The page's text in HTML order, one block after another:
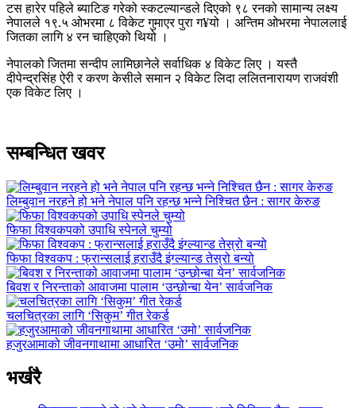
टस हारेर पहिले ब्याटिङ गरेको स्कटल्यान्डले दिएको ९८ रनको सामान्य लक्ष्य
नेपालले १९.५ ओभरमा ८ विकेट गुमाएर पुरा ग¥यो । अन्तिम ओभरमा नेपाललाई
जितका लागि ४ रन चाहिएको थियो ।
नेपालको जितमा सन्दीप लामिछानेले सर्वाधिक ४ विकेट लिए । यस्तै
दीपेन्द्रसिंह ऐरी र करण केसीले समान २ विकेट लिदा ललितनारायण राजवंशी
एक विकेट लिए ।
सम्बन्धित खवर
लिम्बुवान नरहने हो भने नेपाल पनि रहन्छ भन्ने निश्चित छैन : सागर केरुङ
फिफा विश्वकपको उपाधि स्पेनले चुम्यो
फिफा विश्वकप : फ्रान्सलाई हराउँदै इंग्ल्यान्ड तेस्रो बन्यो
बिवश र निरन्ताको आवाजमा पालाम ‘उन्छोन्बा येन’ सार्वजनिक
चलचित्रका लागि ‘सिकुम’ गीत रेकर्ड
हजुरआमाको जीवनगाथामा आधारित ‘उमो’ सार्वजनिक
भर्खरै